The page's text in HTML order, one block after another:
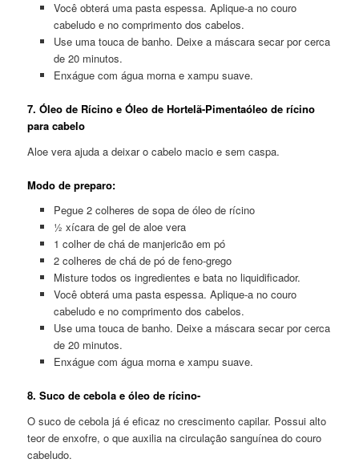
Você obterá uma pasta espessa. Aplique-a no couro
cabeludo e no comprimento dos cabelos.
Use uma touca de banho. Deixe a máscara secar por cerca
de 20 minutos.
Enxágue com água morna e xampu suave.
7. Óleo de Rícino e Óleo de Hortelã-Pimentaóleo de rícino
para cabelo
Aloe vera ajuda a deixar o cabelo macio e sem caspa.
Modo de preparo:
Pegue 2 colheres de sopa de óleo de rícino
½ xícara de gel de aloe vera
1 colher de chá de manjericão em pó
2 colheres de chá de pó de feno-grego
Misture todos os ingredientes e bata no liquidificador.
Você obterá uma pasta espessa. Aplique-a no couro
cabeludo e no comprimento dos cabelos.
Use uma touca de banho. Deixe a máscara secar por cerca
de 20 minutos.
Enxágue com água morna e xampu suave.
8. Suco de cebola e óleo de rícino-
O suco de cebola já é eficaz no crescimento capilar. Possui alto
teor de enxofre, o que auxilia na circulação sanguínea do couro
cabeludo.